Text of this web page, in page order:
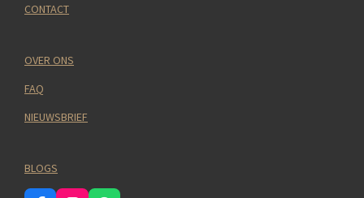
CONTACT
OVER ONS
FAQ
NIEUWSBRIEF
BLOGS